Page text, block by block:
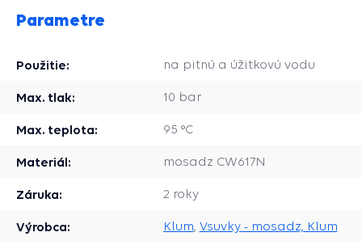
Parametre
Použitie: na pitnú a úžitkovú vodu
Max. tlak: 10 bar
Max. teplota: 95 °C
Materiál: mosadz CW617N
Záruka: 2 roky
Výrobca: Klum, Vsuvky - mosadz, Klum